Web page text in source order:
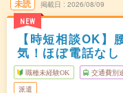
未読
NEW
掲載日 2026/08/09
【時短相談OK】
気！ほぼ電話な
職種未経験OK 交通費別
派遣